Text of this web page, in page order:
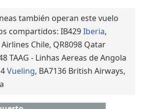
también operan este vuelo
compartidos: IB429Iberia,
Airlines Chile, QR8098 Qatar
TAAG - Linhas Aereas de Angola
Vueling, BA7136 British Airways,